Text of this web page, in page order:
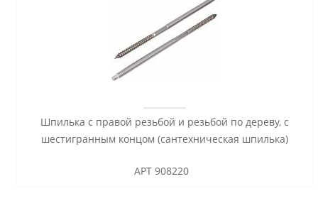
Шпилька с правой резьбой и резьбой по дереву, с
шестигранным концом (сантехническая шпилька)
АРТ 908220